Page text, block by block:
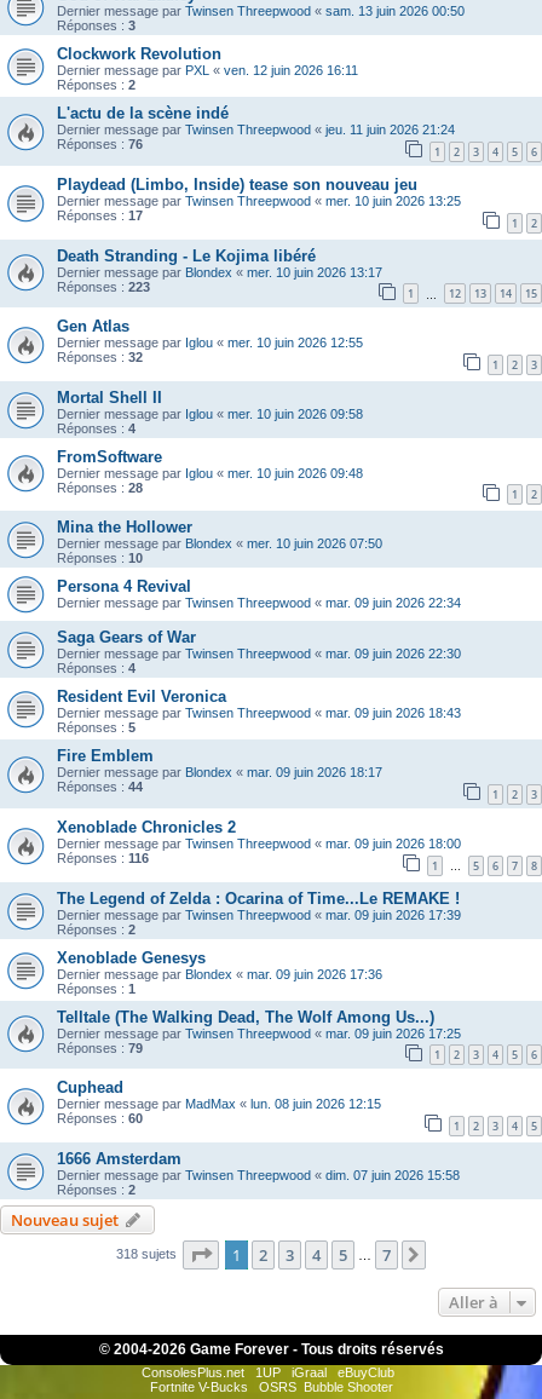
Dernier message par Twinsen Threepwood « sam. 13 juin 2026 00:50
Réponses : 3
Clockwork Revolution
Dernier message par PXL « ven. 12 juin 2026 16:11
Réponses : 2
L'actu de la scène indé
Dernier message par Twinsen Threepwood « jeu. 11 juin 2026 21:24
Réponses : 76 1 2 3 4 5 6
Playdead (Limbo, Inside) tease son nouveau jeu
Dernier message par Twinsen Threepwood « mer. 10 juin 2026 13:25
Réponses : 17 1 2
Death Stranding - Le Kojima libéré
Dernier message par Blondex « mer. 10 juin 2026 13:17
Réponses : 223 1 12 13 14 15
Gen Atlas
Dernier message par Iglou « mer. 10 juin 2026 12:55
Réponses : 32 1 2 3
Mortal Shell II
Dernier message par Iglou « mer. 10 juin 2026 09:58
Réponses : 4
FromSoftware
Dernier message par Iglou « mer. 10 juin 2026 09:48
Réponses : 28 1 2
Mina the Hollower
Dernier message par Blondex « mer. 10 juin 2026 07:50
Réponses : 10
Persona 4 Revival
Dernier message par Twinsen Threepwood « mar. 09 juin 2026 22:34
Saga Gears of War
Dernier message par Twinsen Threepwood « mar. 09 juin 2026 22:30
Réponses : 4
Resident Evil Veronica
Dernier message par Twinsen Threepwood « mar. 09 juin 2026 18:43
Réponses : 5
Fire Emblem
Dernier message par Blondex « mar. 09 juin 2026 18:17
Réponses : 44 1 2 3
Xenoblade Chronicles 2
Dernier message par Twinsen Threepwood « mar. 09 juin 2026 18:00
Réponses : 116 1 … 5 6 7 8
The Legend of Zelda : Ocarina of Time...Le REMAKE !
Dernier message par Twinsen Threepwood « mar. 09 juin 2026 17:39
Réponses : 2
Xenoblade Genesys
Dernier message par Blondex « mar. 09 juin 2026 17:36
Réponses : 1
Telltale (The Walking Dead, The Wolf Among Us...)
Dernier message par Twinsen Threepwood « mar. 09 juin 2026 17:25
Réponses : 79 1 2 3 4 5 6
Cuphead
Dernier message par MadMax « lun. 08 juin 2026 12:15
Réponses : 60 1 2 3 4 5
1666 Amsterdam
Dernier message par Twinsen Threepwood « dim. 07 juin 2026 15:58
Réponses : 2
Nouveau sujet
318 sujets Page 1sur7
1 2 3 4 5 7
Aller à
© 2004-2026 Game Forever - Tous droits réservés
ConsolesPlus.net 1UP iGraal
eBuyClub
Fortnite V-Bucks
OSRS Bubble Shooter